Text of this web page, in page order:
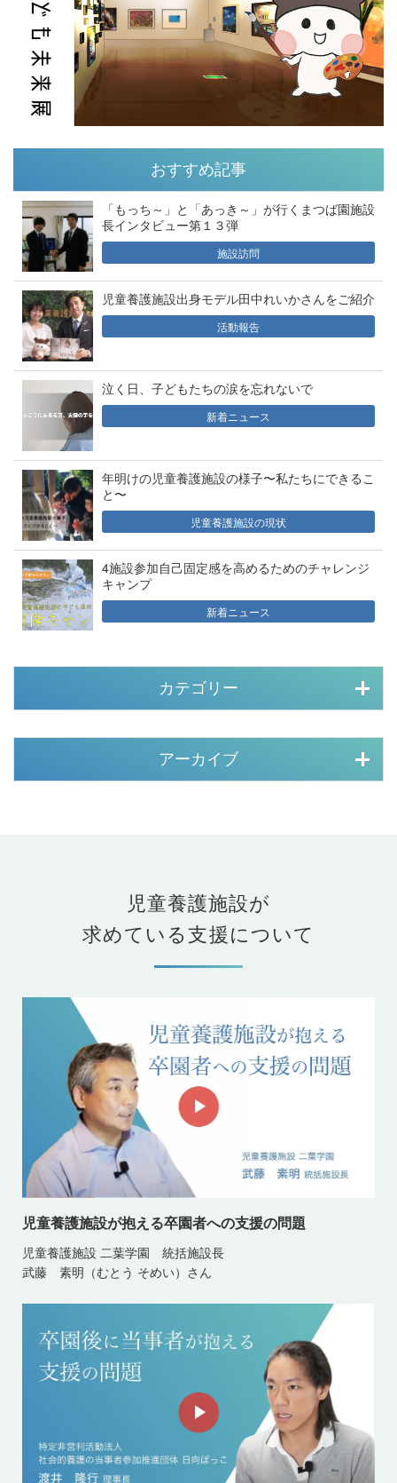
おすすめ記事
「もっち～」と「あっき～」が行くまつば園施設
長インタビュー第１３弾
施設訪問
児童養護施設出身モデル田中れいかさんをご紹介
活動報告
泣く日、子どもたちの涙を忘れないで
新着ニュース
年明けの児童養護施設の様子〜私たちにできるこ
と〜
児童養護施設の現状
4施設参加自己固定感を高めるためのチャレンジ
キャンプ
新着ニュース
カテゴリー
アーカイブ
児童養護施設が
求めている支援について
児童養護施設が抱える卒園者への支援の問題
児童養護施設 二葉学園 統括施設長
武藤 素明（むとう そめい）さん